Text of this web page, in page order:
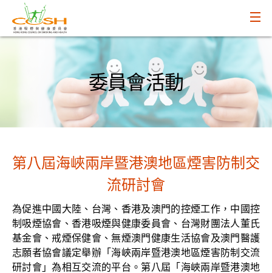
委員會活動
第八屆海峽兩岸暨港澳地區煙害防制交
流研討會
為促進中國大陸、台灣、香港及澳門的控煙工作，中國控
制吸煙協會、香港吸煙與健康委員會、台灣財團法人董氏
基金會、戒煙保健會、無煙澳門健康生活協會及澳門醫護
志願者協會議定舉辦「海峽兩岸暨港澳地區煙害防制交流
研討會」為相互交流的平台。第八屆「海峽兩岸暨港澳地